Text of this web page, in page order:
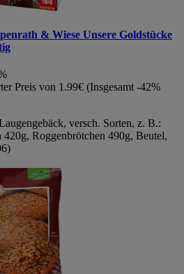
& Wiese Unsere Goldstücke
Preis von 1.99€ (Insgesamt -42%
versch. Sorten, z. B.:
Roggenbrötchen 490g, Beutel,